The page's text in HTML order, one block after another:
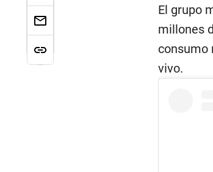
El grupo
millones
consumo
vivo.